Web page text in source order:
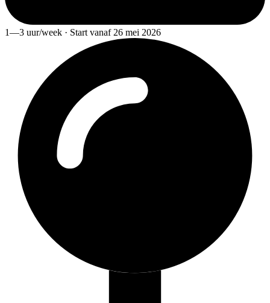
1—3 uur/week · Start vanaf 26 mei 2026